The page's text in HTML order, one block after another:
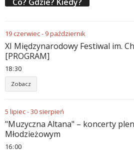
19czerwiec- 9październik
XI Międzynarodowy Festiwal im.
[PROGRAM]
18 30
Zobacz
5 lipiec-30 sierpień
"Muzyczna Altana" – koncerty
Młodzieżowym
16 00